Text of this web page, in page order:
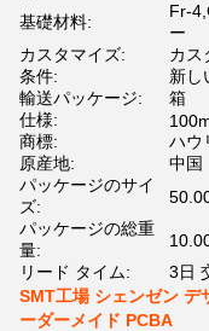
基礎材料:
Fr-
ー
カスタマイズ:
カス
条件:
新し
輸送パッケージ:
箱
仕様:
商標:
ハウ
原産地:
中国
パッケージのサイ
ズ:
パッケージの総重
量:
リード タイム:
3日
SMT工場 シェンゼン デ
ーダーメイド PCBA